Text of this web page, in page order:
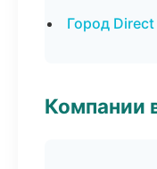
Город
Компании